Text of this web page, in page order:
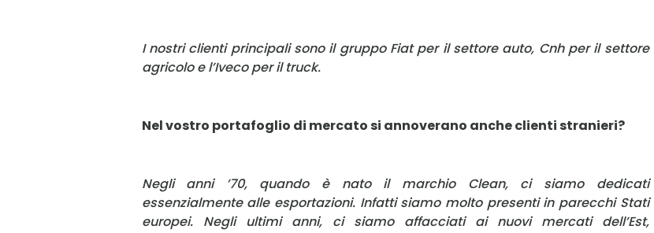
I nostri clienti principali sono il gruppo Fiat per il settore auto, Cnh per il settore
agricolo e l’Iveco per il truck.
Nel vostro portafoglio di mercato si annoverano anche clienti stranieri?
Negli anni ’70, quando è nato il marchio Clean, ci siamo dedicati
essenzialmente alle esportazioni. Infatti siamo molto presenti in parecchi Stati
europei. Negli ultimi anni, ci siamo affacciati ai nuovi mercati dell’Est,